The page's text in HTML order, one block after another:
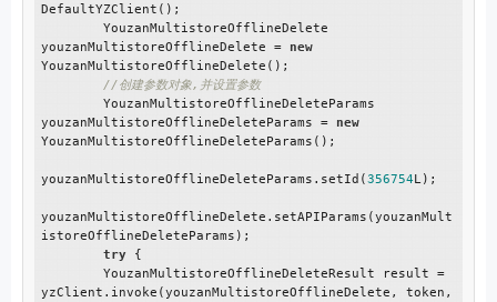
DefaultYZClient();
youzanMultistoreOfflineDelete =
new
YouzanMultistoreOfflineDelete();
//创建参数对象,并设置参数
youzanMultistoreOfflineDeleteParams =
new
YouzanMultistoreOfflineDeleteParams();
youzanMultistoreOfflineDeleteParams.setId(356754L);
youzanMultistoreOfflineDelete.setAPIParams(youzanMult
istoreOfflineDeleteParams);
try {
yzClient.invoke(youzanMultistoreOfflineDelete, token,